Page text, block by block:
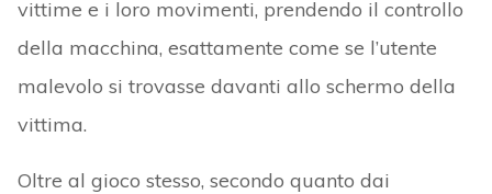
vittime e i loro movimenti, prendendo il controllo
della macchina, esattamente come se l’utente
malevolo si trovasse davanti allo schermo della
vittima.
Oltre al gioco stesso, secondo quanto dai